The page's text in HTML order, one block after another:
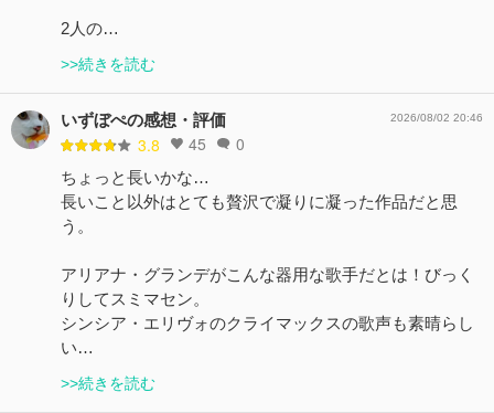
2人の…
>>続きを読む
いずぼぺの感想・評価
3.8 45 0
2026/08/02 20:46
ちょっと長いかな…
長いこと以外はとても贅沢で凝りに凝った作品だと思
う。
アリアナ・グランデがこんな器用な歌手だとは！びっく
りしてスミマセン。
シンシア・エリヴォのクライマックスの歌声も素晴らし
い…
>>続きを読む